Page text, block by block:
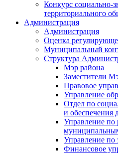
Конкурс социально-
территориального
Администрация
Администрация
Оценка
Муниципальный
Структура
Мэр района
Заместители
Правовое
Управление
Отдел по
и обеспечения
Управление
Управление по
Финансовое